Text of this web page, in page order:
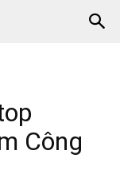
Công